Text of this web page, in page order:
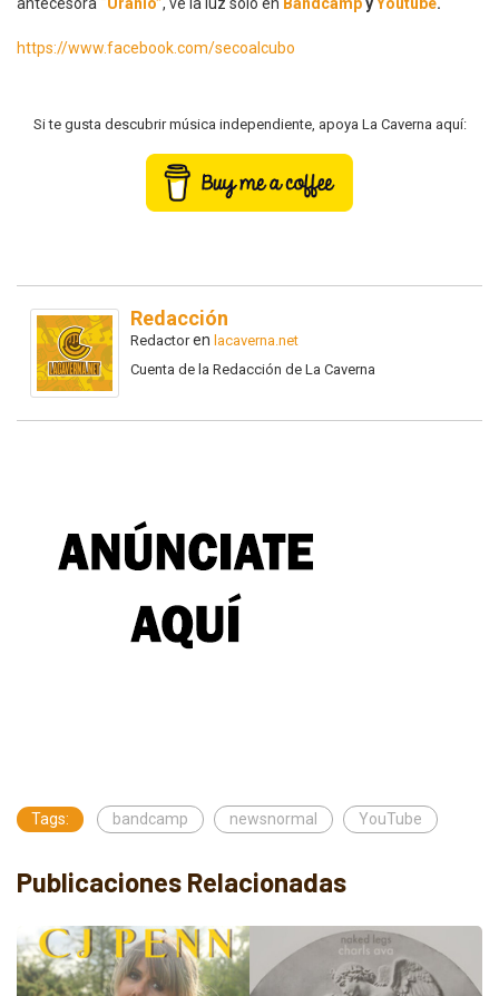
antecesora “Uranio”, ve la luz solo en BandcampyYoutube.
https://www.facebook.com/secoalcubo
Si te gusta descubrir música independiente, apoya La Caverna aquí:
Redacción
Redactoren lacaverna.net
Cuenta de la Redacción de La Caverna
Tags: bandcamp newsnormal YouTube
Publicaciones Relacionadas